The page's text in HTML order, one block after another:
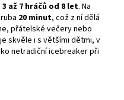
3 až 7 hráčů od 8 let. Na
20 minut, což z ní dělá
přátelské večery nebo
skvěle i s většími dětmi, v
netradiční icebreaker při